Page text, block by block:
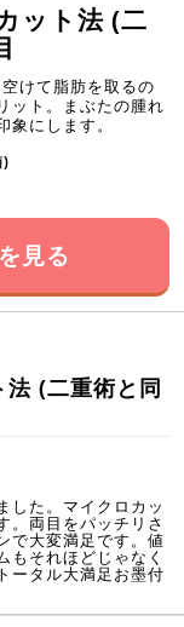
ット法 (二
けて脂肪を取るの
ット。まぶたの腫れ
にします。
)
見る
法 (二重術と同
した。マイクロカッ
。両目をパッチリさ
で大変満足です。値
もそれほどじゃなく
ータル大満足お墨付